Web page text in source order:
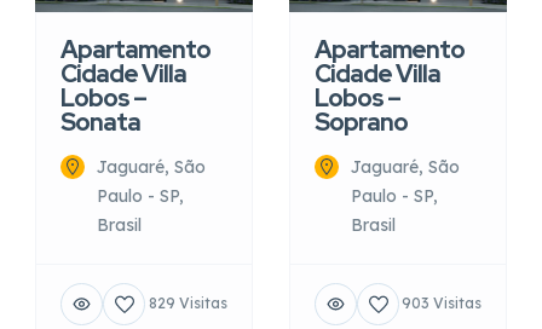
Apartamento
Cidade Villa
Lobos –
Sonata
Jaguaré, São
Paulo - SP,
Brasil
829 Visitas
Apartamento
Cidade Villa
Lobos –
Soprano
Jaguaré, São
Paulo - SP,
Brasil
903 Visitas